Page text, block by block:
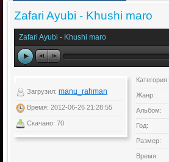
Zafari Ayubi - Khushi maro
Zafari Ayubi - Khushi maro
Загрузил: manu_rahman
Время: 2012-06-26 21:28:55
Скачано: 70
Категория:
Жанр:
Альбом:
Год:
Размер:
Время: